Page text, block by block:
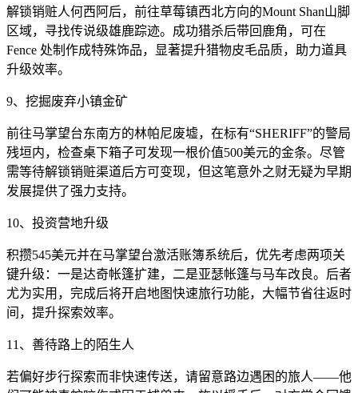
解锁销赃人何西阿后，前往草莓镇西北方向的Mount Shan山脚
区域，寻找传说级雄鹿踪迹。成功猎杀后带回鹿角，可在
Fence 处制作成特殊饰品，显著提升猎物皮毛品质，助力道具
升级效率。
9、挖掘废弃小镇金矿
前往马掌望台东南方的林帕尼废墟，在标有“SHERIFF”的警局
残垣内，检查桌下箱子可发现一根价值500美元的金条。尽管
需等待解锁销赃渠道后方可变现，但这笔意外之财无疑为早期
发展提供了强力支持。
10、投资营地升级
积攒545美元并在马掌望台激活账簿系统后，优先考虑两项关
键升级：一是达奇帐篷扩建，二是亚瑟帐篷与马车改良。后者
尤为实用，完成后将开启地图快速旅行功能，大幅节省往返时
间，提升探索效率。
11、善待路上的陌生人
若偏好步行探索而非快速传送，请留意路边遇困的旅人——他